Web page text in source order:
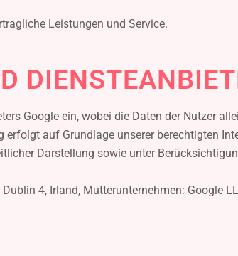
Leistungen und Service.
Google ein, wobei die Daten der Nutzer
auf Grundlage unserer berechtigten
Darstellung sowie unter
4, Irland, Mutterunternehmen: Google